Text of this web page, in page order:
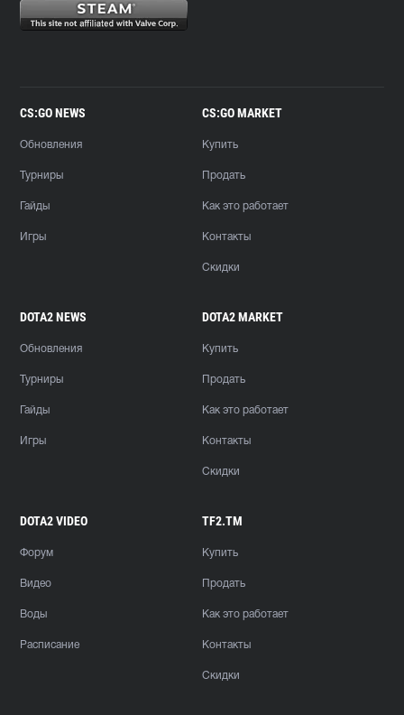
CS:GO NEWS
Обновления
Турниры
Гайды
Игры
CS:GO MARKET
Купить
Продать
Как это работает
Контакты
Скидки
DOTA2 NEWS
Обновления
Турниры
Гайды
Игры
DOTA2 MARKET
Купить
Продать
Как это работает
Контакты
Скидки
DOTA2 VIDEO
Форум
Видео
Воды
Расписание
TF2.TM
Купить
Продать
Как это работает
Контакты
Скидки